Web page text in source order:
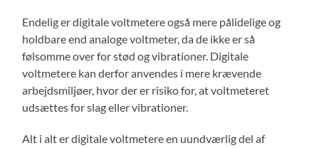
Endelig er digitale voltmetere også mere pålidelige og
holdbare end analoge voltmeter, da de ikke er så
følsomme over for stød og vibrationer. Digitale
voltmetere kan derfor anvendes i mere krævende
arbejdsmiljøer, hvor der er risiko for, at voltmeteret
udsættes for slag eller vibrationer.
Alt i alt er digitale voltmetere en uundværlig del af